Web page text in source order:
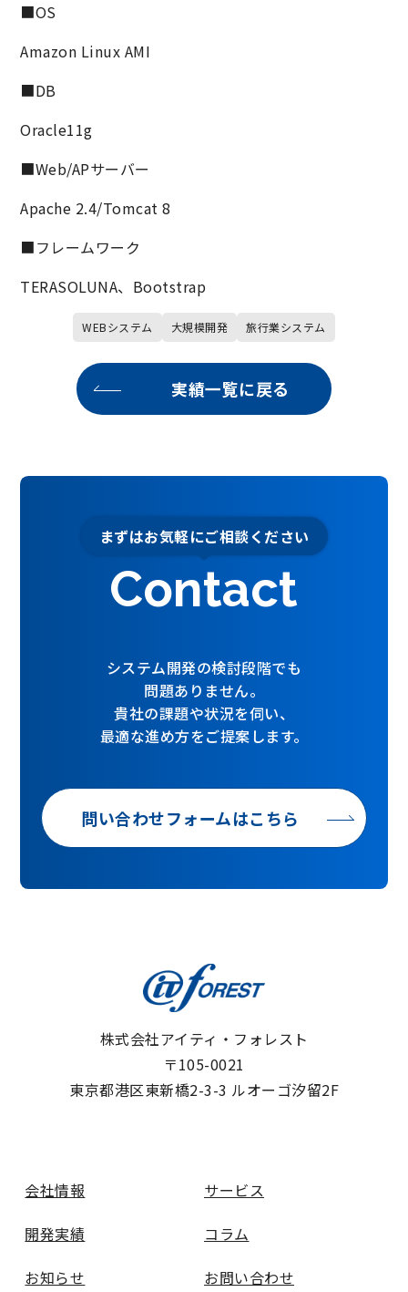
■OS
Amazon Linux AMI
■DB
Oracle11g
■Web/APサーバー
Apache 2.4/Tomcat 8
■フレームワーク
TERASOLUNA、Bootstrap
WEBシステム 大規模開発 旅行業システム
実績一覧に戻る
まずはお気軽にご相談ください
Contact
システム開発の検討段階でも
問題ありません。
貴社の課題や状況を伺い、
最適な進め方をご提案します。
問い合わせフォームはこちら
株式会社アイティ・フォレスト
〒105-0021
東京都港区東新橋2-3-3 ルオーゴ汐留2F
会社情報
サービス
開発実績
コラム
お知らせ
お問い合わせ